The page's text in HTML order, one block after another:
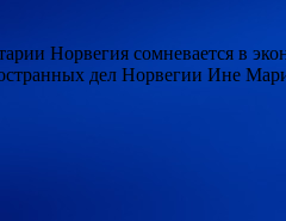
Норвегия сомневается в
дел Норвегии Ине